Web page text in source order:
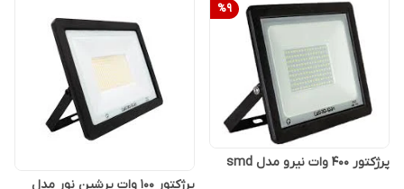
%9
پرژکتور ۴۰۰ وات نیرو مدل smd
پرژکتور 100 وات پرشین نور مدل